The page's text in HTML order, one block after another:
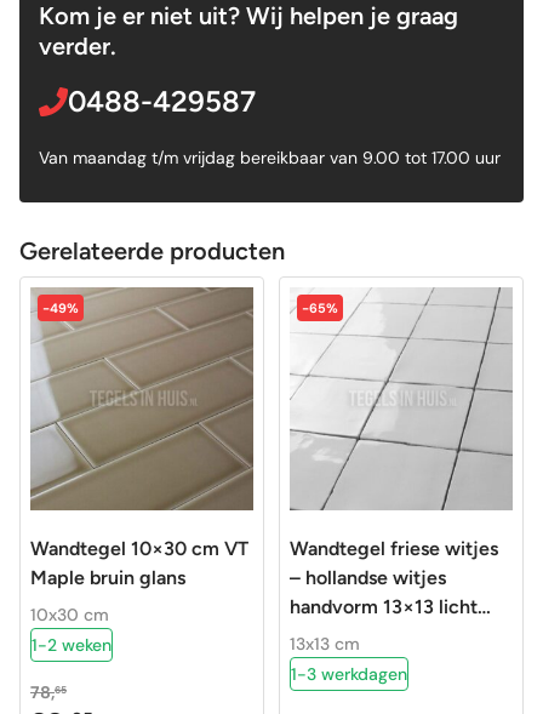
Kom je er niet uit? Wij helpen je graag
verder.
0488-429587
Van maandag t/m vrijdag bereikbaar van 9.00 tot 17.00 uur
Gerelateerde producten
-49%
Wandtegel 10×30 cm VT
Maple bruin glans
10x30 cm
1-2 weken
78,65
-65%
Wandtegel friese witjes
– hollandse witjes
handvorm 13×13 licht
grijs – pearl
13x13 cm
1-3 werkdagen